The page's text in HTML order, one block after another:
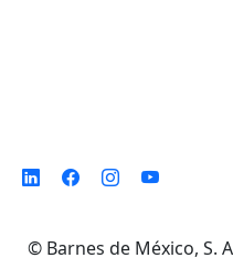
© Barnes de México, S.